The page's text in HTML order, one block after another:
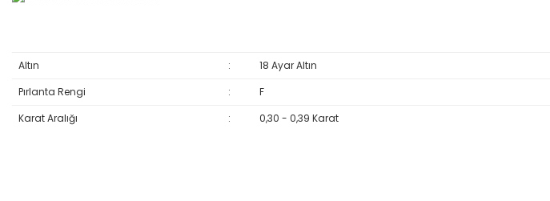
Altın :
18 Ayar Altın
Pırlanta Rengi
:
F
Karat Aralığı
: 0,30 - 0,39 Karat